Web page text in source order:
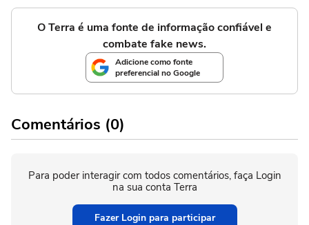
O Terra é uma fonte de informação confiável e
combate fake news.
Adicione como fonte
preferencial no Google
Comentários (0)
Para poder interagir com todos comentários, faça Login
na sua conta Terra
Fazer Login para participar